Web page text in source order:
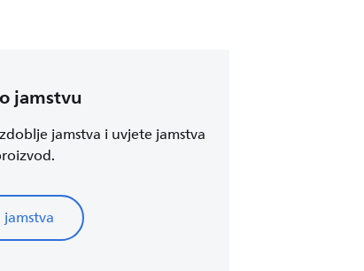
jamstvu
jamstva i uvjete jamstva